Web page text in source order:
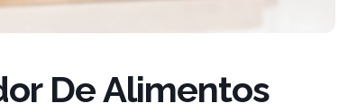
De Alimentos